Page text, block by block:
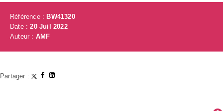
Référence : BW41320
Date :20 Juil 2022
Auteur : AMF
Partager :